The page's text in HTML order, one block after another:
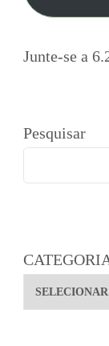
Junte-se a
Pesquisar